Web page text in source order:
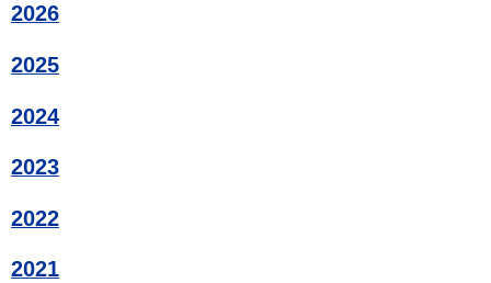
2026
2025
2024
2023
2022
2021